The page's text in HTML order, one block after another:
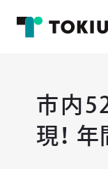
市内
現！